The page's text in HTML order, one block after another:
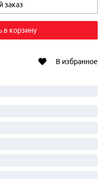
заказ
в корзину
В избранное